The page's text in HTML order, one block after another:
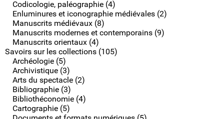
Codicologie, paléographie (4)
Enluminures et iconographie médiévales (2)
Manuscrits médiévaux (8)
Manuscrits modernes et contemporains (9)
Manuscrits orientaux (4)
Savoirs sur les collections (105)
Archéologie (5)
Archivistique (3)
Arts du spectacle (2)
Bibliographie (3)
Bibliothéconomie (4)
Cartographie (5)